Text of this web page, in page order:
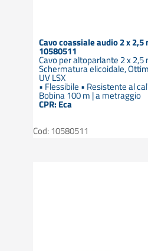
Cavo coassiale audio 2 x 2,5
10580511
Cavo per altoparlante 2 x 2,5
Schermatura elicoidale,
UV LSX
• Flessibile • Resistente al
Bobina 100 m | a metraggio
CPR: Eca
Cod: 10580511